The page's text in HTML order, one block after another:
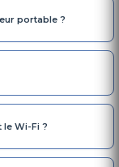
portable ?
le Wi-Fi ?